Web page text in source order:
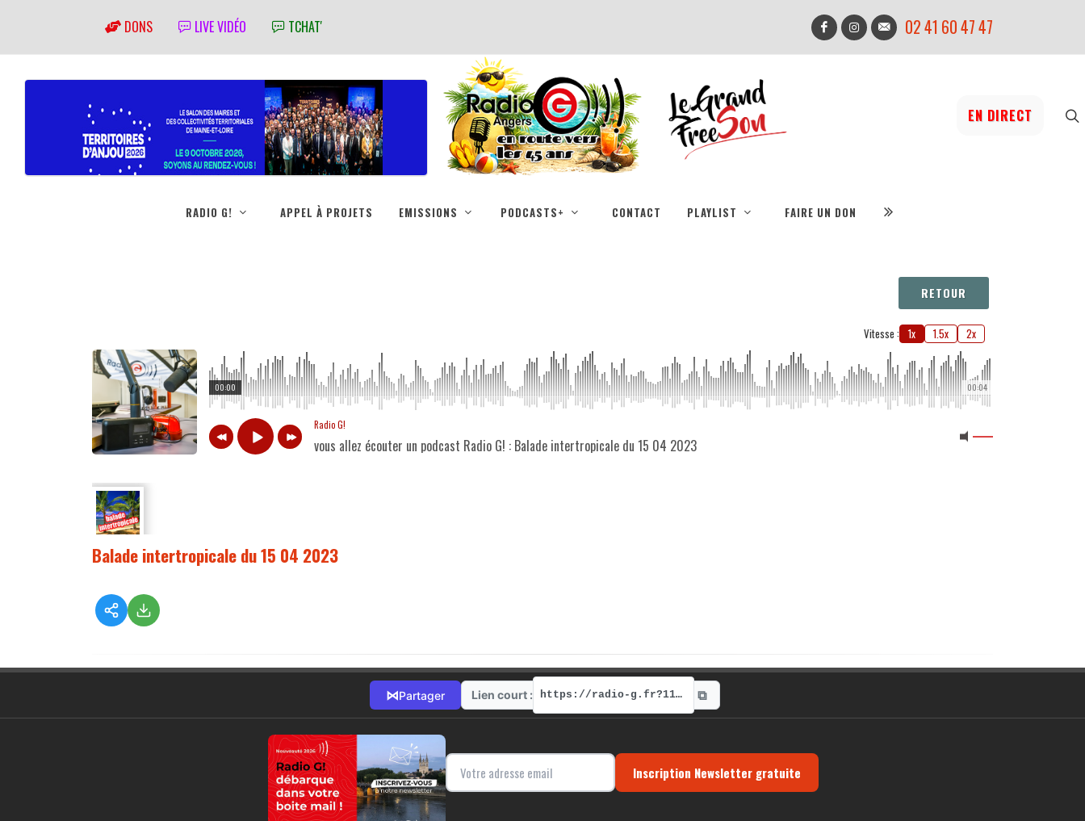
DONS LIVE VIDÉO TCHAT' 02 41 60 47 47
EN DIRECT
RADIO G! APPEL À PROJETS EMISSIONS PODCASTS+ CONTACT PLAYLIST FAIRE UN DON
RETOUR
Vitesse : 1x 1.5x 2x
00:04
00:00
Radio G!
vous allez écouter un podcast Radio G! : Balade intertropicale du 15 04 2023
Balade intertropicale du 15 04 2023
⋈Partager Lien court : https://radio-g.fr?11367 ⧉
Inscription Newsletter gratuite